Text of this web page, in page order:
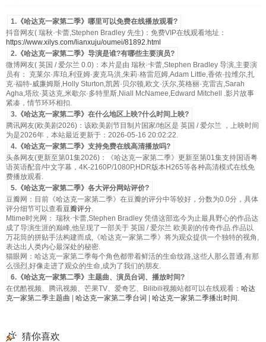
1.《哈达克一家第二季》哪里可以免费在线播放观看?
抖音网友( 瑞秋·卡蕾,Stephen Bradley 先生)：免费VIP在线观看地址：
https://www.xilys.com/lianxuju/oumei/81892.html
2.《哈达克一家第二季》导演是谁?有哪些主要演员?
微博网友( 英国 / 爱尔兰 0.0)：本片是由 瑞秋·卡蕾,Stephen Bradley 导演,主要演
员有： 克莱尔·库珀,利亚姆·麦克马洪,朱莉·格雷厄姆,Adam Little,香侬·拉维尔,扎
克·福特-威廉姆斯,Holly Sturton,凯茜·贝尔顿,欧文·沃尔,英格丽·克雷吉,Sarah
Agha,塔欣·莫达克,米歇尔·多特里斯,Niall McNamee,Edward Mitchell .影片故事
紧凑，情节环环相扣.
3.《哈达克一家第二季》在什么地区上映?什么时间上映?
腾讯网友(欧美剧2026)：该欧美剧节目制片国家/地区是 英国 / 爱尔兰 ，上映时间
为是2026年，本站最近更新于：2026-05-16 20:02:22.
4.《哈达克一家第二季》支持免费在线高清播放吗?
头条网友(更新至第01集2026)：《哈达克一家第二季》更新至第01集支持国语粤
语英语配音/中文字幕，4K-2160P/1080P,HDR版本H265等各种高清模式在线免
费播放观看.
5.《哈达克一家第二季》各大评分网站评价?
豆瓣网：目前《哈达克一家第二季》在豆瓣的评分中等较好，分数为0.0分，具体
评分细节可以查看豆瓣评分.
Mtime时光网： 瑞秋·卡蕾,Stephen Bradley 凭借这部迄今为止最具野心的作品达
成了导演生涯的巅峰,他呈现了一部关于 英国 / 爱尔兰 欧美剧的传奇作品.作品以
万花筒的拼贴手法构建而成,《哈达克一家第二季》将为观众提供一个独特的视角,
表达出人类内心最深处的秘密.
猫眼网：哈达克一家第二季每个角色都带着鲜活的生命纹路,这些人那么普通,有那
么强烈,好像走进了观众的生命,成为了我们的朋友.
6.《哈达克一家第二季》主题曲、演员台词、播放时间?
在优酷视频、腾讯视频、芒果TV、爱奇艺、Bilibili视频站都可以在线观看： 哈达
克一家第二季主题曲
哈达克一家第二季台词 哈达克一家第二季播出时间 .
猜你喜欢